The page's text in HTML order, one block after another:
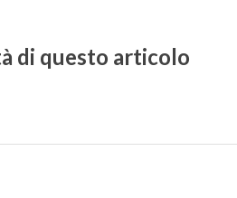
di questo articolo